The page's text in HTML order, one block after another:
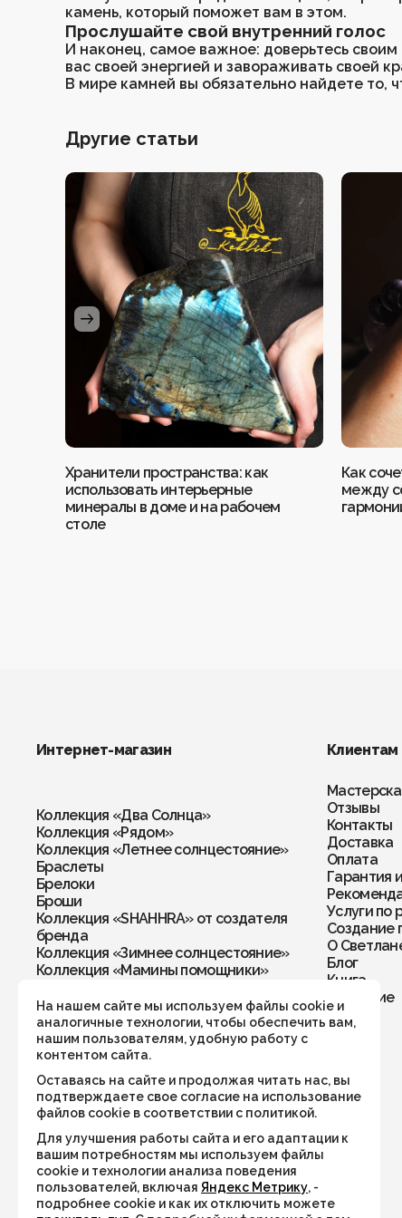
Серьги
Четки
Чокеры
камень, который поможет вам в этом.
Прослушайте свой внутренний голос
И наконец, самое важное: доверьтесь
вас своей энергией и завораживать своей
В мире камней вы обязательно найдете то,
Другие статьи
Хранители пространства: как
использовать интерьерные
минералы в доме и на рабочем
столе
Как
между
Интернет-магазин
Коллекция «Два Солнца»
Коллекция «Рядом»
Коллекция «Летнее солнцестояние»
Браслеты
Брелоки
Броши
Коллекция «SHAHHRA» от создателя
бренда
Коллекция «Зимнее солнцестояние»
Коллекция «Мамины помощники»
Кольца
Комплекты
Кулоны
Перстни
Подвески
Подвески в автомобиль/дом
Рождественская коллекция
Серьги
Талисман года 2026
Украшения по числу рождения
Хранители пространства
Четки
Чокеры
Клиентам
Отзывы
Контакты
Доставка
Оплата
Гарантия
Услуги по
Создание
О
Блог
Книга
Обучение
На нашем сайте мы используем файлы cookie и
аналогичные технологии, чтобы обеспечить вам,
нашим пользователям, удобную работу с
контентом сайта.
Оставаясь на сайте и продолжая читать нас, вы
подтверждаете свое согласие на использование
файлов cookie в соответствии с политикой.
Для улучшения работы сайта и его адаптации к
вашим потребностям мы используем файлы
cookie и технологии анализа поведения
пользователей, включая Яндекс Метрику, -
подробнее cookie и как их отключить можете